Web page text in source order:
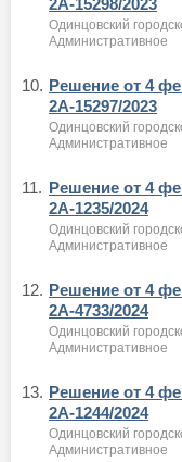
Одинцовский
Административное
10. Решение от 4
2А-15297/2023
Одинцовский
Административное
11. Решение от 4
2А-1235/2024
Одинцовский
Административное
12. Решение от 4
2А-4733/2024
Одинцовский
Административное
13. Решение от 4
2А-1244/2024
Одинцовский
Административное